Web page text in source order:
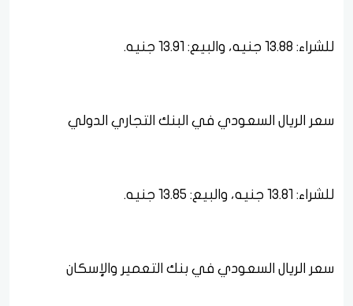
للشراء: 13.88 جنيه، والبيع: 13.91 جنيه.
سعر الريال السعودي في البنك التجاري الدولي
للشراء: 13.81 جنيه، والبيع: 13.85 جنيه.
سعر الريال السعودي في بنك التعمير والإسكان